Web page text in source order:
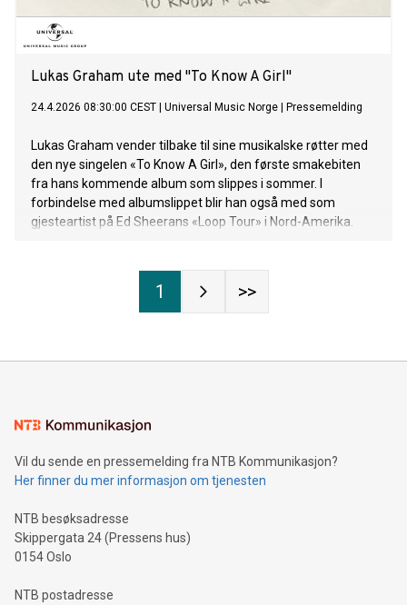
Lukas Graham ute med "To Know A Girl"
24.4.2026 08:30:00 CEST Universal Music Norge Pressemelding
Lukas Graham vender tilbake til sine musikalske røtter med
den nye singelen «To Know A Girl», den første smakebiten
fra hans kommende album som slippes i sommer. I
forbindelse med albumslippet blir han også med som
gjesteartist på Ed Sheerans «Loop Tour» i Nord-Amerika.
1 >>
Vil du sende en pressemelding fra NTB Kommunikasjon?
Her finner du mer informasjon om tjenesten
NTB besøksadresse
Skippergata 24 (Pressens hus)
0154 Oslo
NTB postadresse